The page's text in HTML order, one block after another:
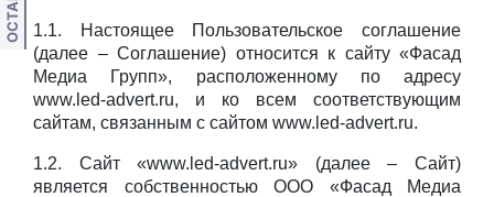
1.1. Настоящее Пользовательское соглашение
(далее – Соглашение) относится к сайту «Фасад
Медиа Групп», расположенному по адресу
www.led-advert.ru, и ко всем соответствующим
сайтам, связанным с сайтом www.led-advert.ru.
1.2. Сайт «www.led-advert.ru» (далее – Сайт)
является собственностью ООО «Фасад Медиа